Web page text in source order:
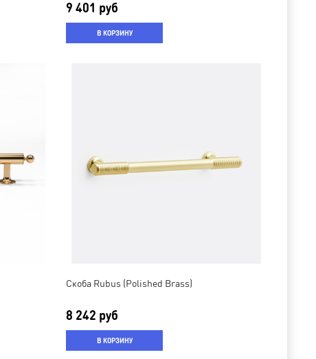
9 401 руб
В КОРЗИНУ
Скоба Rubus (Polished Brass)
8 242 руб
В КОРЗИНУ